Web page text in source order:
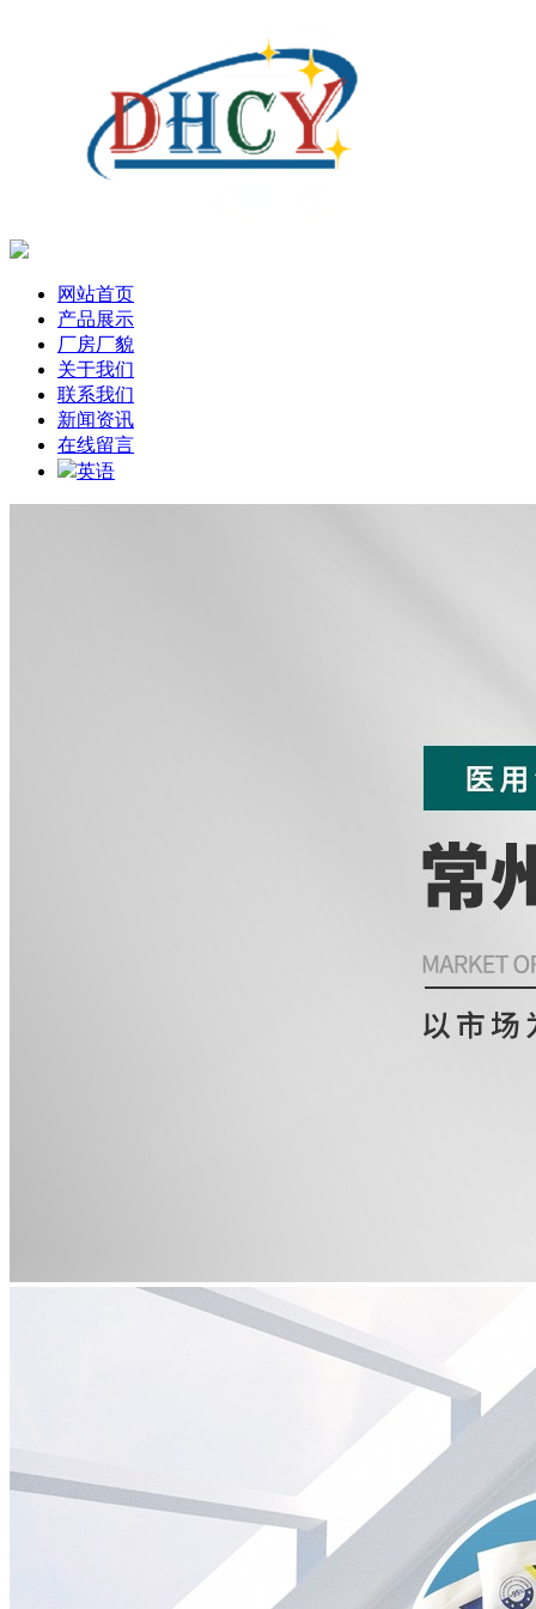
网站首页
产品展示
厂房厂貌
关于我们
联系我们
新闻资讯
在线留言
英语